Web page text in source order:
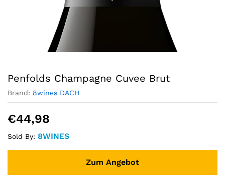
Penfolds Champagne Cuvee Brut
Brand: 8wines DACH
€44,98
Sold By: 8WINES
Zum Angebot